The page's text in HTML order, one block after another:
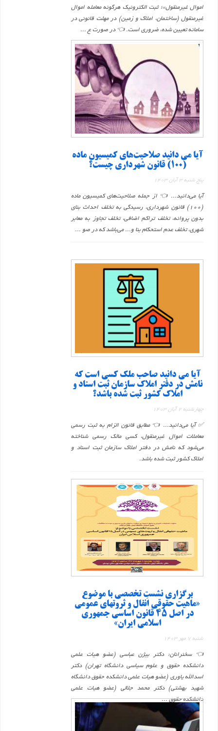
اموال غیرمنقول»؛ ثبت الکترونیک هرگونه معامله اموال
غیرمنقول (ساختمان، املاک و زمین) در مهلت قانونی در
سامانه تعیین شده، ضروری است. 👈 در صورت ع ...
آیا می دانید صلاحیت‌های کمیسیون ماده
(۱۰۰) قانون شهرداری چیست؟
پنج شنبه 3 آبان 1403
آیا می‌دانید... 👈 از جمله صلاحیت‌های کمیسیون ماده
(۱۰۰) قانون شهرداری، رسیدگی به تخلف احداث بنای
بدون پروانه، تخلف تراکم اضافی، تخلف تجاوز به معابر
شهری، تخلف عدم استحکام بنا و... می‌باشد که در صو ...
آیا می دانید صاحب ملک کسی است که
نامش در دفتر املاک سازمان ثبت اسناد و
املاک کشور ثبت شده باشد؟
چهارشنبه 2 آبان 1403
✅ آیا می‌دانید... 👈 مطابق قانون الزام به ثبت رسمی
معاملات اموال غیرمنقول، کسی مالک رسمی شناخته
می‌شود که نامش در دفتر املاک سازمان ثبت اسناد و
املاک کشور ثبت شده باشد.
برگزاری نشست تخصصی با موضوع
«ماهیت حقوقی اَنفال و ثروتهای عمومی
در اصل ۴۵ قانون اساسی جمهوری
اسلامی ایران»
شنبه 7 مهر 1403
👈 سخنرانان: دکتر بیژن عباسی (عضو هیات علمی
دانشکده حقوق و علوم سیاسی دانشگاه تهران) دکتر
اسدالله یاوری (عضو هیات علمی دانشکده حقوق دانشگاه
شهید بهشتی) دکتر محمد جلالی (عضو هیات علمی
دانشکده حقوق ...